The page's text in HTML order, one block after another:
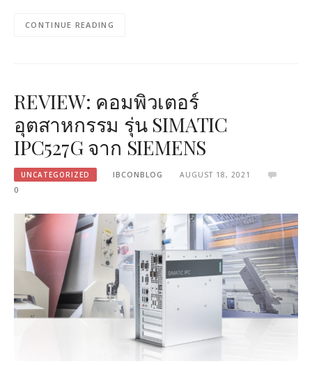
CONTINUE READING
REVIEW: คอมพิวเตอร์
อุตสาหกรรม รุ่น SIMATIC
IPC527G จาก SIEMENS
UNCATEGORIZED IBCONBLOG
AUGUST 18, 2021
0